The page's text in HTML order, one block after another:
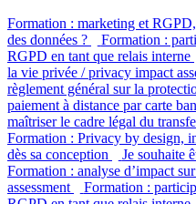
Formation : marketing et
des données ?
Formation :
RGPD en tant que relais interne
la vie privée / privacy impact
règlement général sur la
paiement à distance par carte
maîtriser le cadre légal du
Formation : Privacy by design,
dès sa conception
Je souhaite
Formation : analyse d’impact
assessment
Formation :